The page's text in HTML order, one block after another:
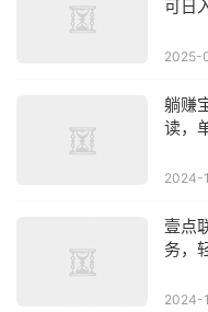
可日
2025-
躺赚
读，
2024-
壹点
务，
2024-